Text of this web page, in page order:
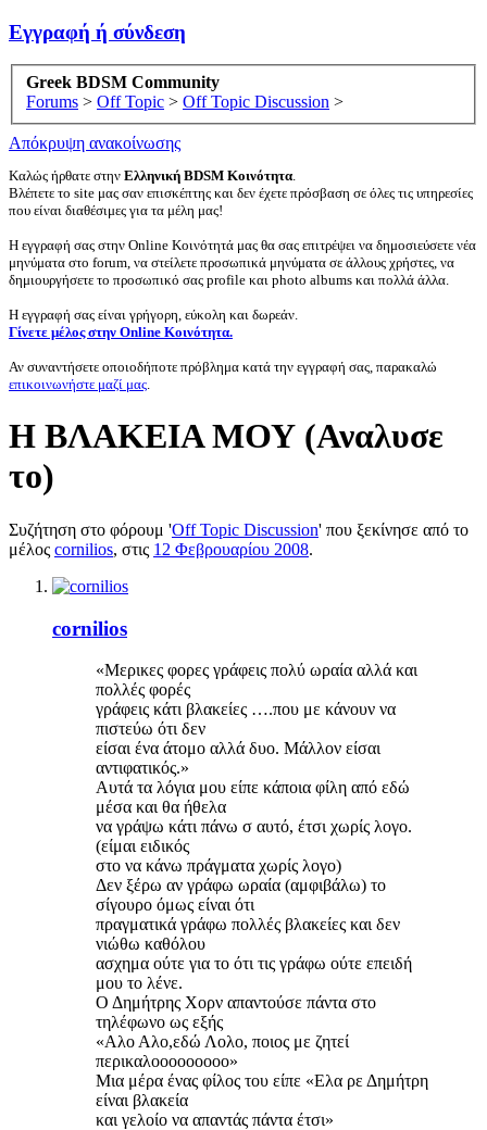
Εγγραφή ή σύνδεση
Greek BDSM Community
Forums > Off Topic > Off Topic Discussion >
Απόκρυψη ανακοίνωσης
Καλώς ήρθατε στην Ελληνική BDSM Κοινότητα.
Βλέπετε το site μας σαν επισκέπτης και δεν έχετε πρόσβαση σε όλες τις υπηρεσίες
που είναι διαθέσιμες για τα μέλη μας!
Η εγγραφή σας στην Online Κοινότητά μας θα σας επιτρέψει να δημοσιεύσετε νέα
μηνύματα στο forum, να στείλετε προσωπικά μηνύματα σε άλλους χρήστες, να
δημιουργήσετε το προσωπικό σας profile και photo albums και πολλά άλλα.
Η εγγραφή σας είναι γρήγορη, εύκολη και δωρεάν.
Γίνετε μέλος στην Online Κοινότητα.
Αν συναντήσετε οποιοδήποτε πρόβλημα κατά την εγγραφή σας, παρακαλώ
επικοινωνήστε μαζί μας.
H ΒΛΑΚΕΙΑ ΜΟΥ (Αναλυσε
το)
Συζήτηση στο φόρουμ 'Off Topic Discussion' που ξεκίνησε από το
μέλος cornilios, στις 12 Φεβρουαρίου 2008.
cornilios
«Μερικες φορες γράφεις πολύ ωραία αλλά και
πολλές φορές
γράφεις κάτι βλακείες ….που με κάνουν να
πιστεύω ότι δεν
είσαι ένα άτομο αλλά δυο. Μάλλον είσαι
αντιφατικός.»
Αυτά τα λόγια μου είπε κάποια φίλη από εδώ
μέσα και θα ήθελα
να γράψω κάτι πάνω σ αυτό, έτσι χωρίς λογο.
(είμαι ειδικός
στο να κάνω πράγματα χωρίς λογο)
Δεν ξέρω αν γράφω ωραία (αμφιβάλω) το
σίγουρο όμως είναι ότι
πραγματικά γράφω πολλές βλακείες και δεν
νιώθω καθόλου
ασχημα ούτε για το ότι τις γράφω ούτε επειδή
μου το λένε.
Ο Δημήτρης Χορν απαντούσε πάντα στο
τηλέφωνο ως εξής
«Αλο Αλο,εδώ Λολο, ποιος με ζητεί
περικαλοοοοοοοοο»
Μια μέρα ένας φίλος του είπε «Ελα ρε Δημήτρη
είναι βλακεία
και γελοίο να απαντάς πάντα έτσι»